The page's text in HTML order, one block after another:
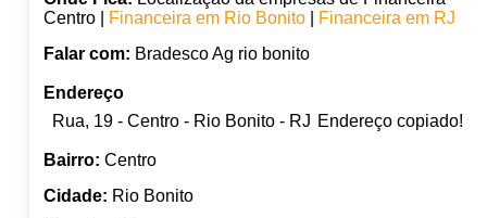
Centro |
Financeira em Rio Bonito|
Financeira em RJ
Falar com: Bradesco Ag rio bonito
Endereço
Rua, 19 - Centro - Rio Bonito - RJ Endereço copiado!
Bairro: Centro
Cidade: Rio Bonito